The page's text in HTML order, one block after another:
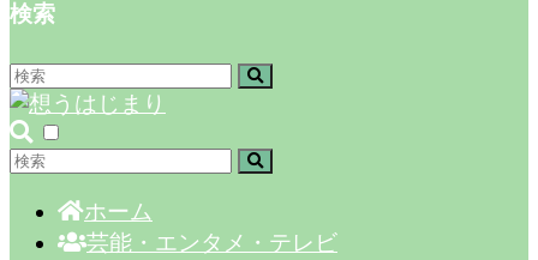
検索
ホーム
芸能・エンタメ・テレビ